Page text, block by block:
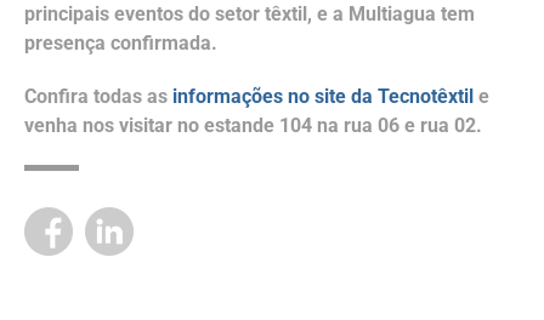
principais eventos do setor têxtil, e a Multiagua tem
presença confirmada.
Confira todas as informações no site da Tecnotêxtil e
venha nos visitar no estande 104 na rua 06 e rua 02.